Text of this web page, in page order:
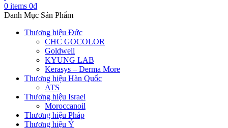
0 items 0₫
Danh Mục Sản Phẩm
Thương hiệu Đức
CHC GOCOLOR
Goldwell
KYUNG LAB
Kerasys – Derma More
Thương hiệu Hàn Quốc
ATS
Thương hiệu Israel
Moroccanoil
Thương hiệu Pháp
Thương hiệu Ý